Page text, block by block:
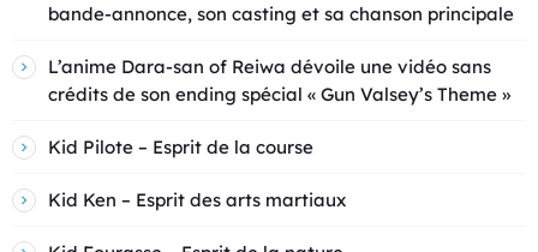
bande-annonce, son casting et sa chanson principale
L’anime Dara-san of Reiwa dévoile une vidéo sans
crédits de son ending spécial « Gun Valsey’s Theme »
Kid Pilote – Esprit de la course
Kid Ken – Esprit des arts martiaux